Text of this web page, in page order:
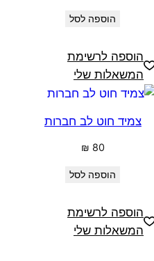
הוספה לסל
הוספה לרשימת
המשאלות שלי
צמיד חוט לב חברות
₪ 80
הוספה לסל
הוספה לרשימת
המשאלות שלי